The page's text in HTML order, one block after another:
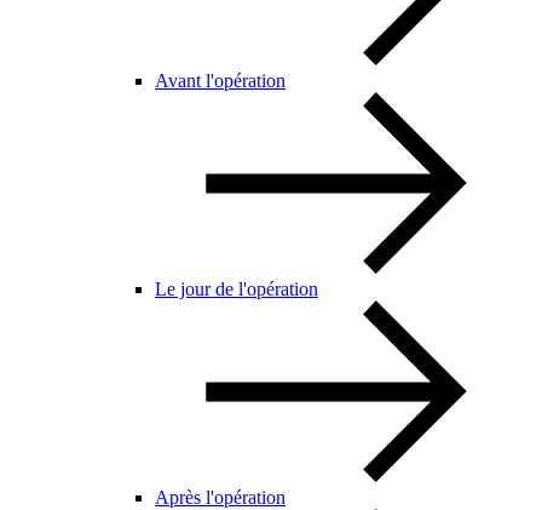
Avant l'opération
Le jour de l'opération
Après l'opération